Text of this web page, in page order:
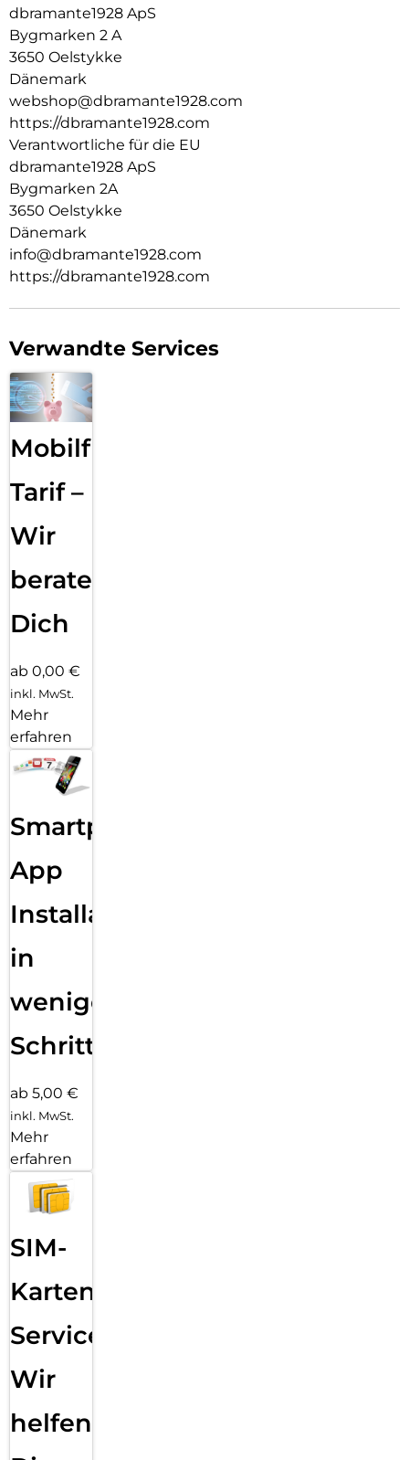
dbramante1928 ApS
Bygmarken 2 A
3650 Oelstykke
Dänemark
webshop@dbramante1928.com
https://dbramante1928.com
Verantwortliche für die EU
dbramante1928 ApS
Bygmarken 2A
3650 Oelstykke
Dänemark
info@dbramante1928.com
https://dbramante1928.com
Verwandte Services
Mobilfunk
Tarif –
Wir
beraten
Dich
ab 0,00 €
inkl. MwSt.
Mehr
erfahren
Smartphone
App
Installation
in
wenigen
Schritten
ab 5,00 €
inkl. MwSt.
Mehr
erfahren
SIM-
Karten
Service:
Wir
helfen